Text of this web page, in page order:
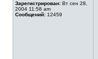
Зарегистрирован: Вт сен 28,
2004 11:58 am
Сообщений: 12459